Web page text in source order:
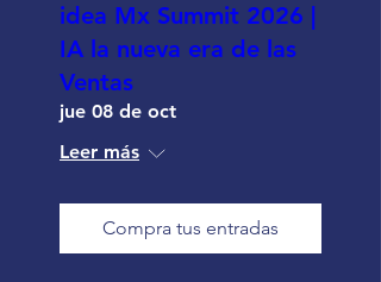
idea Mx Summit 2026 |
IA la nueva era de las
Ventas
jue 08 de oct
Leer más
Compra tus entradas